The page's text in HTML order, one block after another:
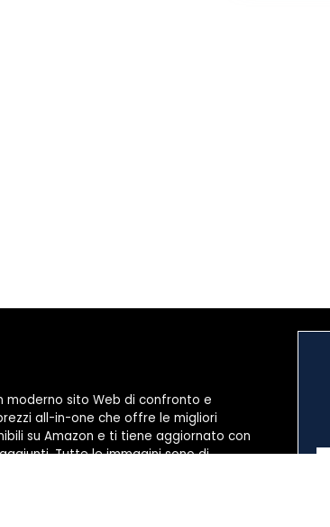
moderno sito Web di confronto e
all-in-one che offre le migliori
su Amazon e ti tiene aggiornato con
Tutte le immagini sono di